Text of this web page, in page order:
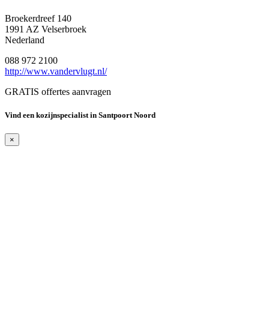
Broekerdreef 140
1991 AZ Velserbroek
Nederland
088 972 2100
http://www.vandervlugt.nl/
GRATIS offertes aanvragen
Vind een kozijnspecialist in Santpoort Noord
×